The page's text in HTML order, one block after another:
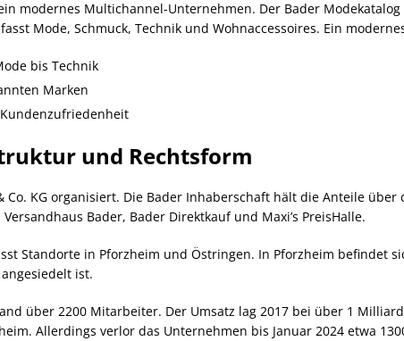
modernes Multichannel-Unternehmen. Der Bader
Mode, Schmuck, Technik und Wohnaccessoires. Ein
bis Technik
Marken
und Rechtsform
Co. KG organisiert. Die Bader Inhaberschaft hält die Anteile
Bader, Bader Direktkauf und Maxi’s PreisHalle.
Standorte in Pforzheim und Östringen. In Pforzheim befindet
ist.
über 2200 Mitarbeiter. Der Umsatz lag 2017 bei über 1
Allerdings verlor das Unternehmen bis Januar 2024 etwa